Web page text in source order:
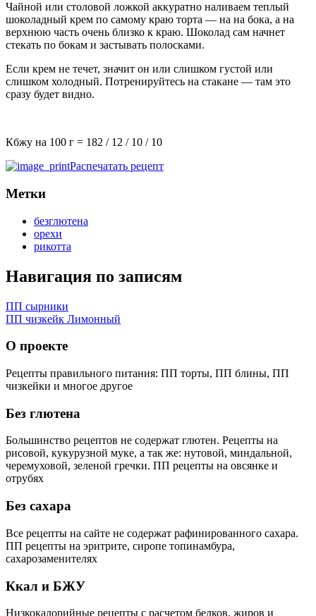
Чайной или столовой ложкой аккуратно наливаем теплый
шоколадный крем по самому краю торта — на на бока, а на
верхнюю часть очень близко к краю. Шоколад сам начнет
стекать по бокам и застывать полосками.
Если крем не течет, значит он или слишком густой или
слишком холодный. Потренируйтесь на стакане — там это
сразу будет видно.
Кбжу на 100 г = 182 / 12 / 10 / 10
Распечатать рецепт
Метки
безглютена
орехи
рикотта
Навигация по записям
ПП сырники
ПП чизкейк Лимонный
О проекте
Рецепты правильного питания: ПП торты, ПП блины, ПП
чизкейки и многое другое
Без глютена
Большинство рецептов не содержат глютен. Рецепты на
рисовой, кукурузной муке, а так же: нутовой, миндальной,
черемуховой, зеленой гречки. ПП рецепты на овсянке и
отрубях
Без сахара
Все рецепты на сайте не содержат рафинированного сахара.
ПП рецепты на эритрите, сиропе топинамбура,
сахарозаменителях
Ккал и БЖУ
Низкокалорийные рецепты с расчетом белков, жиров и